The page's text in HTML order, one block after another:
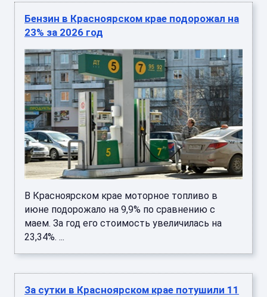
Бензин в Красноярском крае подорожал на
23% за 2026 год
В Красноярском крае моторное топливо в
июне подорожало на 9,9% по сравнению с
маем. За год его стоимость увеличилась на
23,34%. ...
За сутки в Красноярском крае потушили 11